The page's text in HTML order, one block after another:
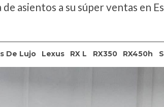
asientos a su súper ventas en
De Lujo Lexus RX L RX350 RX450h